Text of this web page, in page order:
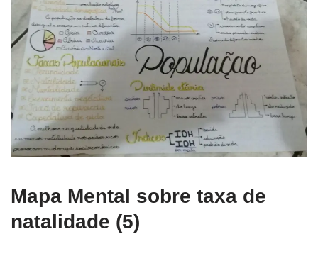
Mapa Mental sobre taxa de
natalidade (5)